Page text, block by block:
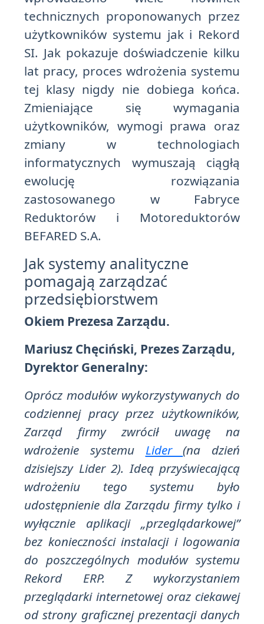
technicznych proponowanych przez
użytkowników systemu jak i Rekord
SI. Jak pokazuje doświadczenie kilku
lat pracy, proces wdrożenia systemu
tej klasy nigdy nie dobiega końca.
Zmieniające się wymagania
użytkowników, wymogi prawa oraz
zmiany w technologiach
informatycznych wymuszają ciągłą
ewolucję rozwiązania
zastosowanego w Fabryce
Reduktorów i Motoreduktorów
BEFARED S.A.
Jak systemy analityczne
pomagają zarządzać
przedsiębiorstwem
Okiem Prezesa Zarządu.
Mariusz Chęciński, Prezes Zarządu,
Dyrektor Generalny:
Oprócz modułów wykorzystywanych do
codziennej pracy przez użytkowników,
Zarząd firmy zwrócił uwagę na
wdrożenie systemu Lider(na dzień
dzisiejszy Lider 2). Ideą przyświecającą
wdrożeniu tego systemu było
udostępnienie dla Zarządu firmy tylko i
wyłącznie aplikacji „przeglądarkowej”
bez konieczności instalacji i logowania
do poszczególnych modułów systemu
Rekord ERP. Z wykorzystaniem
przeglądarki internetowej oraz ciekawej
od strony graficznej prezentacji danych